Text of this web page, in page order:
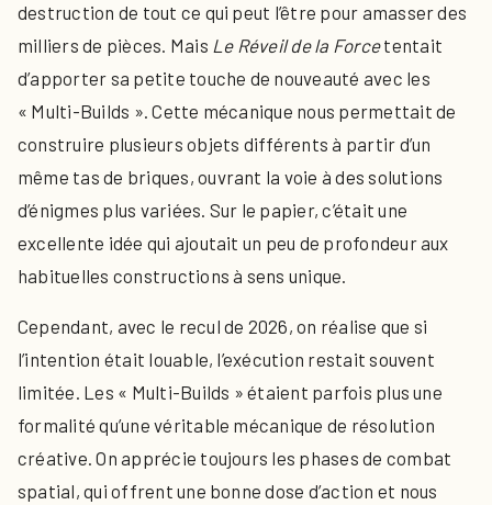
destruction de tout ce qui peut l’être pour amasser des
milliers de pièces. Mais Le Réveil de la Forcetentait
d’apporter sa petite touche de nouveauté avec les
« Multi-Builds ». Cette mécanique nous permettait de
construire plusieurs objets différents à partir d’un
même tas de briques, ouvrant la voie à des solutions
d’énigmes plus variées. Sur le papier, c’était une
excellente idée qui ajoutait un peu de profondeur aux
habituelles constructions à sens unique.
Cependant, avec le recul de 2026, on réalise que si
l’intention était louable, l’exécution restait souvent
limitée. Les « Multi-Builds » étaient parfois plus une
formalité qu’une véritable mécanique de résolution
créative. On apprécie toujours les phases de combat
spatial, qui offrent une bonne dose d’action et nous